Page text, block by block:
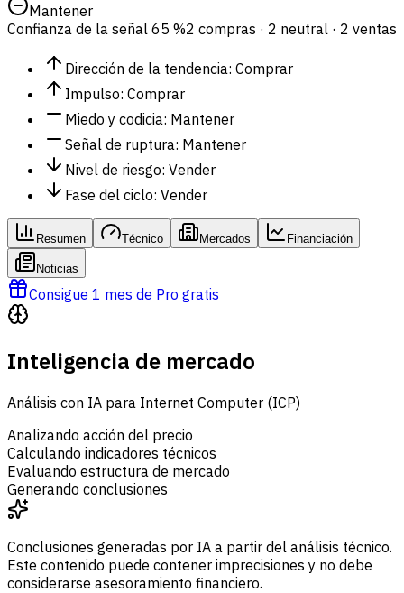
Mantener
Confianza de la señal 65 %2 compras · 2 neutral · 2 ventas
Dirección de la tendencia: Comprar
Impulso: Comprar
Miedo y codicia: Mantener
Señal de ruptura: Mantener
Nivel de riesgo: Vender
Fase del ciclo: Vender
Resumen Técnico Mercados Financiación
Noticias
Consigue 1 mes de Pro gratis
Inteligencia de mercado
Análisis con IA para Internet Computer (ICP)
Analizando acción del precio
Calculando indicadores técnicos
Evaluando estructura de mercado
Generando conclusiones
Conclusiones generadas por IA a partir del análisis técnico.
Este contenido puede contener imprecisiones y no debe
considerarse asesoramiento financiero.